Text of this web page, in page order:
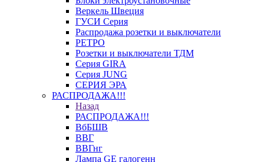
Веркель Швеция
ГУСИ Серия
Распродажа розетки и выключатели
РЕТРО
Розетки и выключатели ТДМ
Серия GIRA
Серия JUNG
СЕРИЯ ЭРА
РАСПРОДАЖА!!!
Назад
РАСПРОДАЖА!!!
ВбБШВ
ВВГ
ВВГнг
Лампа GE галогенн